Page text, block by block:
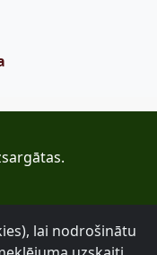
lai nodrošinātu